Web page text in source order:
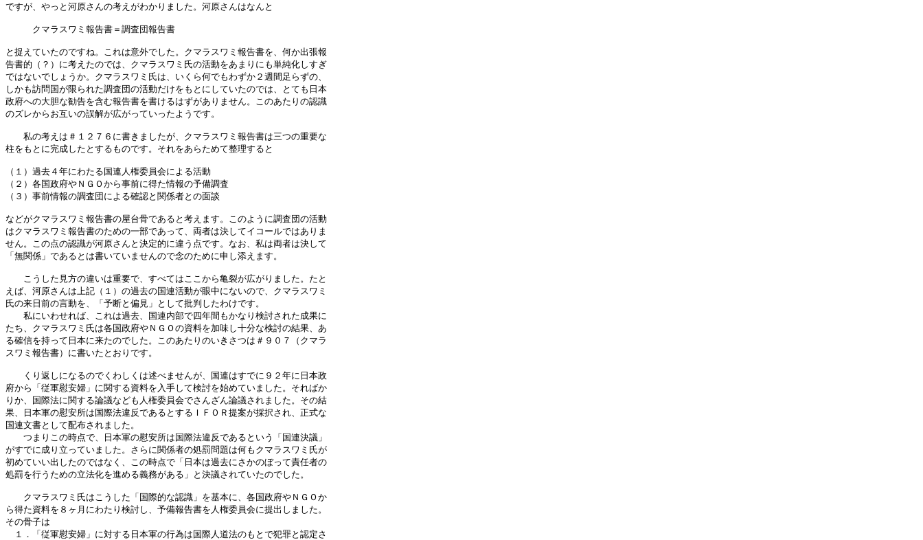
ですが、やっと河原さんの考えがわかりました。河原さんはなんと
クマラスワミ報告書＝調査団報告書
と捉えていたのですね。これは意外でした。クマラスワミ報告書を、何か出張報
告書的（？）に考えたのでは、クマラスワミ氏の活動をあまりにも単純化しすぎ
ではないでしょうか。クマラスワミ氏は、いくら何でもわずか２週間足らずの、
しかも訪問国が限られた調査団の活動だけをもとにしていたのでは、とても日本
政府への大胆な勧告を含む報告書を書けるはずがありません。このあたりの認識
のズレからお互いの誤解が広がっていったようです。
私の考えは＃１２７６に書きましたが、クマラスワミ報告書は三つの重要な
柱をもとに完成したとするものです。それをあらためて整理すると
（１）過去４年にわたる国連人権委員会による活動
（２）各国政府やＮＧＯから事前に得た情報の予備調査
（３）事前情報の調査団による確認と関係者との面談
などがクマラスワミ報告書の屋台骨であると考えます。このように調査団の活動
はクマラスワミ報告書のための一部であって、両者は決してイコールではありま
せん。この点の認識が河原さんと決定的に違う点です。なお、私は両者は決して
「無関係」であるとは書いていませんので念のために申し添えます。
こうした見方の違いは重要で、すべてはここから亀裂が広がりました。たと
えば、河原さんは上記（１）の過去の国連活動が眼中にないので、クマラスワミ
氏の来日前の言動を、「予断と偏見」として批判したわけです。
私にいわせれば、これは過去、国連内部で四年間もかなり検討された成果に
たち、クマラスワミ氏は各国政府やＮＧＯの資料を加味し十分な検討の結果、あ
る確信を持って日本に来たのでした。このあたりのいきさつは＃９０７（クマラ
スワミ報告書）に書いたとおりです。
くり返しになるのでくわしくは述べませんが、国連はすでに９２年に日本政
府から「従軍慰安婦」に関する資料を入手して検討を始めていました。そればか
りか、国際法に関する論議なども人権委員会でさんざん論議されました。その結
果、日本軍の慰安所は国際法違反であるとするＩＦＯＲ提案が採択され、正式な
国連文書として配布されました。
つまりこの時点で、日本軍の慰安所は国際法違反であるという「国連決議」
がすでに成り立っていました。さらに関係者の処罰問題は何もクマラスワミ氏が
初めていい出したのではなく、この時点で「日本は過去にさかのぼって責任者の
処罰を行うための立法化を進める義務がある」と決議されていたのでした。
クマラスワミ氏はこうした「国際的な認識」を基本に、各国政府やＮＧＯか
ら得た資料を８ヶ月にわたり検討し、予備報告書を人権委員会に提出しました。
その骨子は
１．「従軍慰安婦」に対する日本軍の行為は国際人道法のもとで犯罪と認定さ